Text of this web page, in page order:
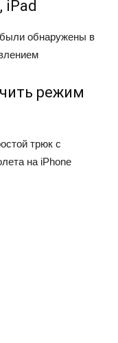
iPad
обнаружены в
режим
трюк с
на iPhone